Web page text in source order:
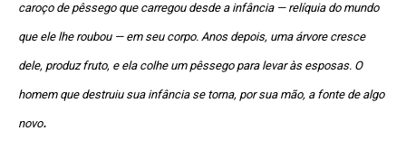
caroço de pêssego que carregou desde a infância — relíquia do mundo
que ele lhe roubou — em seu corpo. Anos depois, uma árvore cresce
dele, produz fruto, e ela colhe um pêssego para levar às esposas. O
homem que destruiu sua infância se torna, por sua mão, a fonte de algo
novo.